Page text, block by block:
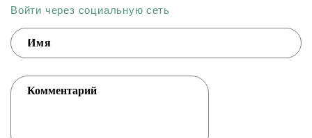
Войти через социальную сеть